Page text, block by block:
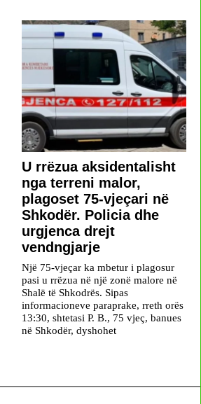
U rrëzua aksidentalisht
nga terreni malor,
plagoset 75-vjeçari në
Shkodër. Policia dhe
urgjenca drejt
vendngjarje
Një 75-vjeçar ka mbetur i plagosur
pasi u rrëzua në një zonë malore në
Shalë të Shkodrës. Sipas
informacioneve paraprake, rreth orës
13:30, shtetasi P. B., 75 vjeç, banues
në Shkodër, dyshohet